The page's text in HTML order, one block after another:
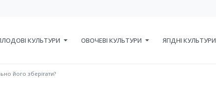
КУЛЬТУРИ ОВОЧЕВІ КУЛЬТУРИ ЯГІДНІ КУЛЬТУРИ
його зберігати?